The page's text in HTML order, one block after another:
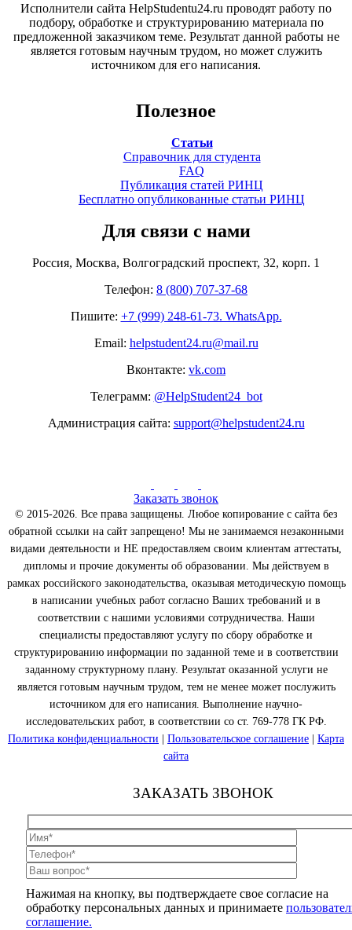
Исполнители сайта HelpStudentu24.ru проводят работу по
подбору, обработке и структурированию материала по
предложенной заказчиком теме. Результат данной работы не
является готовым научным трудом, но может служить
источником для его написания.
Полезное
Статьи
Справочник для студента
FAQ
Публикация статей РИНЦ
Бесплатно опубликованные статьи РИНЦ
Для связи с нами
Россия, Москва, Волгоградский проспект, 32, корп. 1
Телефон: 8 (800) 707-37-68
Пишите: +7 (999) 248-61-73. WhatsApp.
Email: helpstudent24.ru@mail.ru
Вконтакте: vk.com
Телеграмм: @HelpStudent24_bot
Администрация сайта: support@helpstudent24.ru
Заказать звонок
© 2015-2026. Все права защищены. Любое копирование с сайта без
обратной ссылки на сайт запрещено! Мы не занимаемся незаконными
видами деятельности и НЕ предоставляем своим клиентам аттестаты,
дипломы и прочие документы об образовании. Мы действуем в
рамках российского законодательства, оказывая методическую помощь
в написании учебных работ согласно Ваших требований и в
соответствии с нашими условиями сотрудничества. Наши
специалисты предоставляют услугу по сбору обработке и
структурированию информации по заданной теме и в соответствии
заданному структурному плану. Результат оказанной услуги не
является готовым научным трудом, тем не менее может послужить
источником для его написания. Выполнение научно-
исследовательских работ, в соответствии со ст. 769-778 ГК РФ.
Политика конфиденциальности | Пользовательское соглашение | Карта
сайта
ЗАКАЗАТЬ ЗВОНОК
Нажимая на кнопку, вы подтверждаете свое согласие на
обработку персональных данных и принимаете
соглашение.